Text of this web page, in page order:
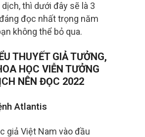
thì dưới đây sẽ là 3
đọc nhất trọng năm
không thể bỏ qua.
THUYẾT GIẢ TƯỞNG,
HỌC VIỄN TƯỞNG
NÊN ĐỌC 2022
Atlantis
giả Việt Nam vào đầu